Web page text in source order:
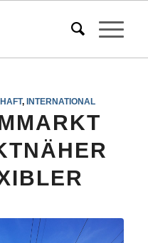
, INTERNATIONAL